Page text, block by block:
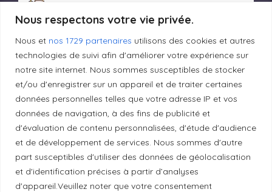
Nous respectons votre vie privée.
Nous et nos 1729 partenaires utilisons des cookies et autres
technologies de suivi afin d'améliorer votre expérience sur
notre site internet. Nous sommes susceptibles de stocker
et/ou d'enregistrer sur un appareil et de traiter certaines
données personnelles telles que votre adresse IP et vos
données de navigation, à des fins de publicité et
d'évaluation de contenu personnalisées, d'étude d'audience
et de développement de services. Nous sommes d'autre
part susceptibles d'utiliser des données de géolocalisation
et d'identification précises à partir d’analyses
d'appareil.Veuillez noter que votre consentement
Liens utiles
Mentions légales
Politique de confidentialité
Principes de publication